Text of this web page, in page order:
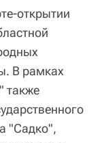
открытии
В рамках
также
"Садко",